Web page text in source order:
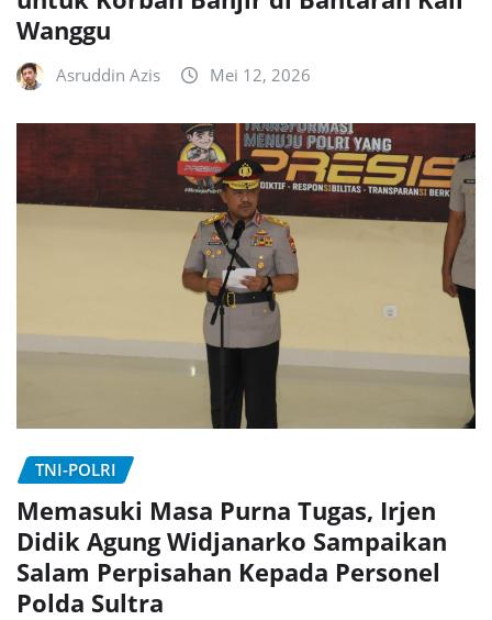
Wanggu
Asruddin Azis Mei 12, 2026
TNI-POLRI
Memasuki Masa Purna Tugas, Irjen
Didik Agung Widjanarko Sampaikan
Salam Perpisahan Kepada Personel
Polda Sultra